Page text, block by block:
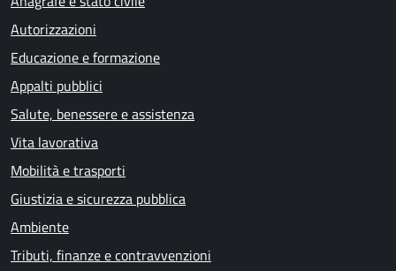
Autorizzazioni
Educazione e formazione
Appalti pubblici
Salute, benessere e assistenza
Vita lavorativa
Mobilità e trasporti
Giustizia e sicurezza pubblica
Ambiente
Tributi, finanze e contravvenzioni